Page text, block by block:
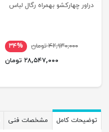
دراور چهارکشو بهمراه رگال لباس
۴۲,۹۳۰,۰۰۰ تومان
۳۴%
۲۸,۵۴۷,۰۰۰ تومان
توضیحات کامل مشخصات فنی